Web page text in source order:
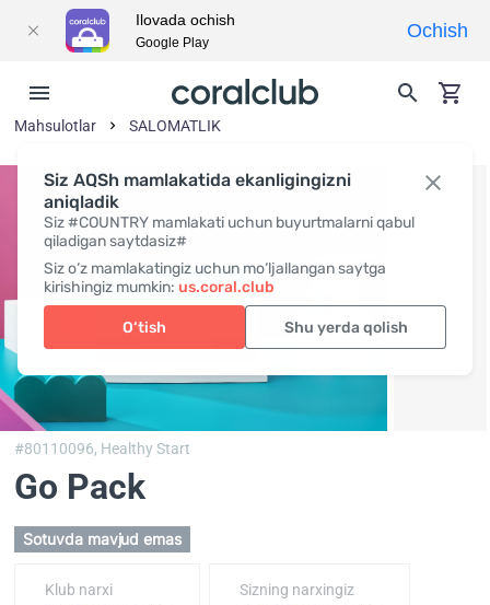
Siz AQSh mamlakatida ekanligingizni
aniqladik
Siz #COUNTRY mamlakati uchun buyurtmalarni qabul
qiladigan saytdasiz#
Siz o‘z mamlakatingiz uchun mo‘ljallangan saytga
kirishingiz mumkin: us.coral.club
O‘tish Shu yerda qolish
Mahsulotlar SALOMATLIK
#80110096, Healthy Start
Go Pack
Sotuvda mavjud emas
Klub narxi Sizning narxingiz
Ilovada ochish
Google Play
Ochish